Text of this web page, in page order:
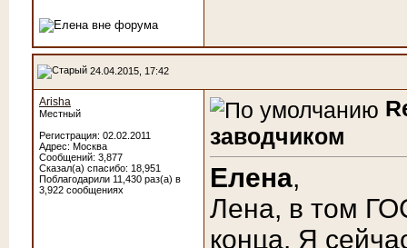
24.04.2015, 17:42
Arisha
Местный
Регистрация: 02.02.2011
Адрес: Москва
Сообщений: 3,877
Сказал(а) спасибо: 18,951
Поблагодарили 11,430 раз(а) в
3,922 сообщениях
заводчиком
Елена,
Лена, в том
конца. Я